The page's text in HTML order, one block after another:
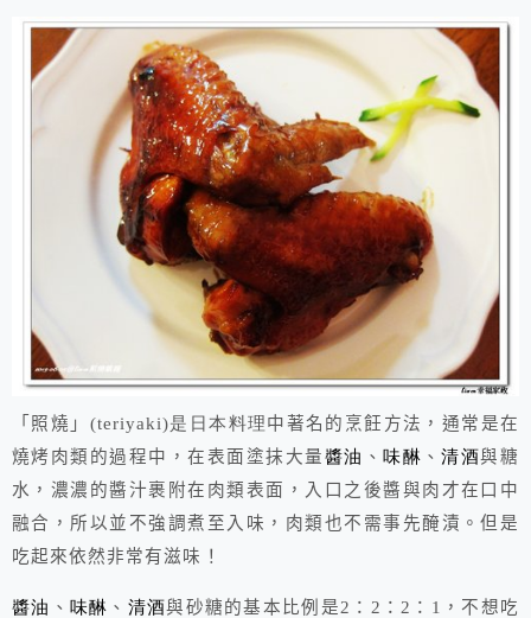
「照燒」 (teriyaki)是日本料理中著名的烹飪方法，通常是在
燒烤肉類的過程中，在表面塗抹大量醬油 、 味醂 、清酒與糖
水，濃濃的醬汁裹附在肉類表面，入口之後醬與肉才在口中
融合，所以並不強調煮至入味，肉類也不需事先醃漬。但是
吃起來依然非常有滋味！
醬油 、 味醂 、 清酒與砂糖的基本比例是2 ： 2 ： 2 ： 1
，不想吃